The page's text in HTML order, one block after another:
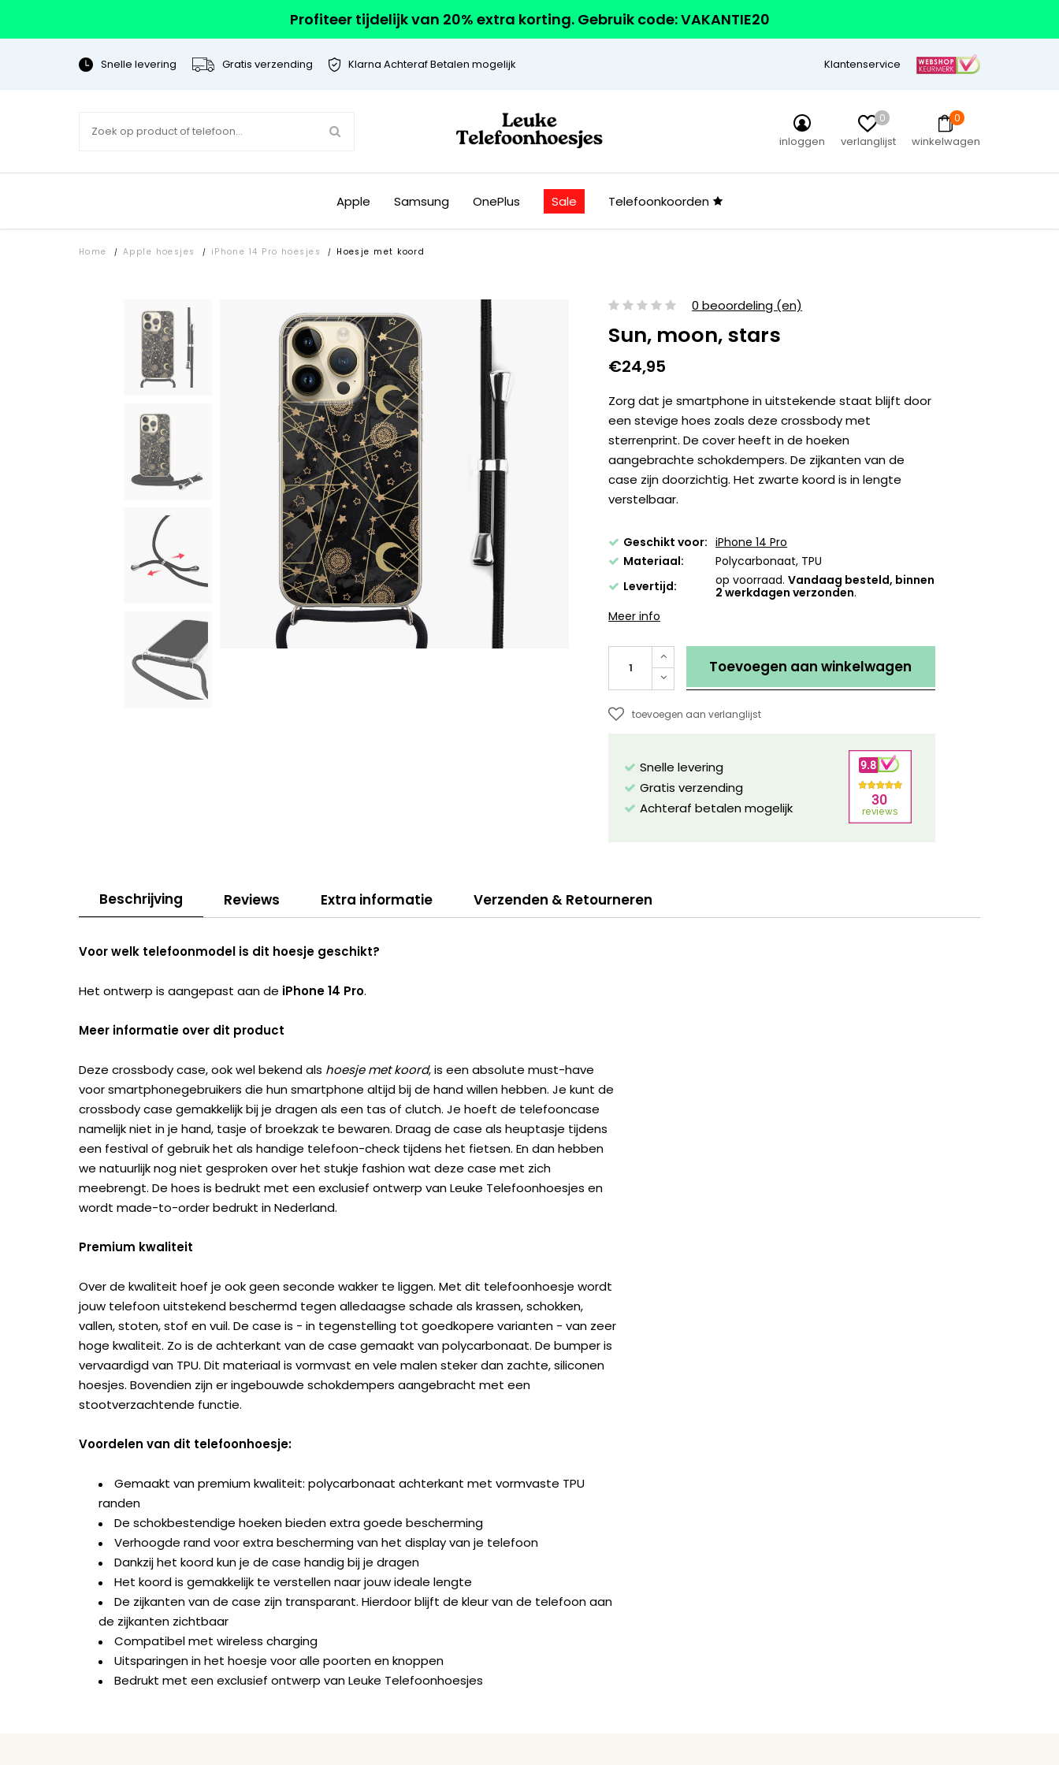
Profiteer tijdelijk van 20% extra korting. Gebruik code: VAKANTIE20
Snelle levering Gratis verzending Klarna Achteraf Betalen mogelijk Klantenservice
inloggen
0
verlanglijst
0
winkelwagen
Apple Samsung OnePlus Sale Telefoonkoorden
Home / Apple hoesjes / iPhone 14 Pro hoesjes / Hoesje met koord
0 beoordeling (en)
Sun, moon, stars
€24,95
Zorg dat je smartphone in uitstekende staat blijft door
een stevige hoes zoals deze crossbody met
sterrenprint. De cover heeft in de hoeken
aangebrachte schokdempers. De zijkanten van de
case zijn doorzichtig. Het zwarte koord is in lengte
verstelbaar.
Geschikt voor: iPhone 14 Pro
Materiaal:
Polycarbonaat, TPU
Levertijd:
op voorraad.Vandaag besteld, binnen
2 werkdagen verzonden.
Meer info
Toevoegen aan winkelwagen
toevoegen aan verlanglijst
Snelle levering
Gratis verzending
Achteraf betalen mogelijk
Beschrijving Reviews Extra informatie Verzenden & Retourneren
Voor welk telefoonmodel is dit hoesje geschikt?
Het ontwerp is aangepast aan de iPhone 14 Pro.
Meer informatie over dit product
Deze crossbody case, ook wel bekend als hoesje met koord, is een absolute must-have
voor smartphonegebruikers die hun smartphone altijd bij de hand willen hebben. Je kunt de
crossbody case gemakkelijk bij je dragen als een tas of clutch. Je hoeft de telefooncase
namelijk niet in je hand, tasje of broekzak te bewaren. Draag de case als heuptasje tijdens
een festival of gebruik het als handige telefoon-check tijdens het fietsen. En dan hebben
we natuurlijk nog niet gesproken over het stukje fashion wat deze case met zich
meebrengt. De hoes is bedrukt met een exclusief ontwerp van Leuke Telefoonhoesjes en
wordt made-to-order bedrukt in Nederland.
Premium kwaliteit
Over de kwaliteit hoef je ook geen seconde wakker te liggen. Met dit telefoonhoesje wordt
jouw telefoon uitstekend beschermd tegen alledaagse schade als krassen, schokken,
vallen, stoten, stof en vuil. De case is - in tegenstelling tot goedkopere varianten - van zeer
hoge kwaliteit. Zo is de achterkant van de case gemaakt van polycarbonaat. De bumper is
vervaardigd van TPU. Dit materiaal is vormvast en vele malen steker dan zachte, siliconen
hoesjes. Bovendien zijn er ingebouwde schokdempers aangebracht met een
stootverzachtende functie.
Voordelen van dit telefoonhoesje:
Gemaakt van premium kwaliteit: polycarbonaat achterkant met vormvaste TPU
randen
De schokbestendige hoeken bieden extra goede bescherming
Verhoogde rand voor extra bescherming van het display van je telefoon
Dankzij het koord kun je de case handig bij je dragen
Het koord is gemakkelijk te verstellen naar jouw ideale lengte
De zijkanten van de case zijn transparant. Hierdoor blijft de kleur van de telefoon aan
de zijkanten zichtbaar
Compatibel met wireless charging
Uitsparingen in het hoesje voor alle poorten en knoppen
Bedrukt met een exclusief ontwerp van Leuke Telefoonhoesjes